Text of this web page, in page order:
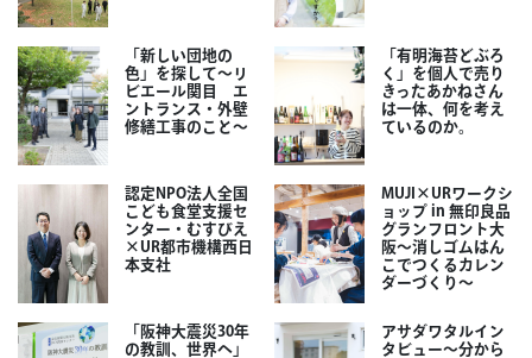
「新しい団地の
色」を探して～リ
ビエール関目 エ
ントランス・外壁
修繕工事のこと～
「有明海苔どぶろ
く」を個人で売り
きったあかねさん
は一体、何を考え
ているのか。
認定NPO法人全国
こども食堂支援セ
ンター・むすびえ
×UR都市機構西日
本支社
MUJI×URワークシ
ョップ in 無印良品
グランフロント大
阪～消しゴムはん
こでつくるカレン
ダーづくり～
「阪神大震災30年
の教訓、世界へ」
アサダワタルイン
タビュー～分から